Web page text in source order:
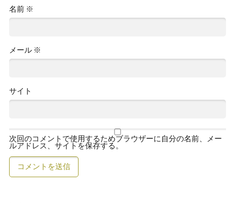
名前 ※
メール ※
サイト
次回のコメントで使用するためブラウザーに自分の名前、メー
ルアドレス、サイトを保存する。